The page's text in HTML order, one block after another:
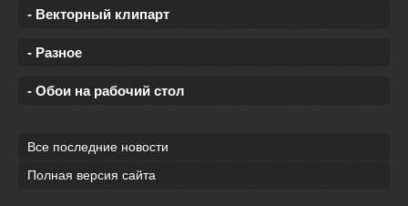
- Векторный клипарт
- Разное
- Обои на рабочий стол
Все последние новости
Полная версия сайта